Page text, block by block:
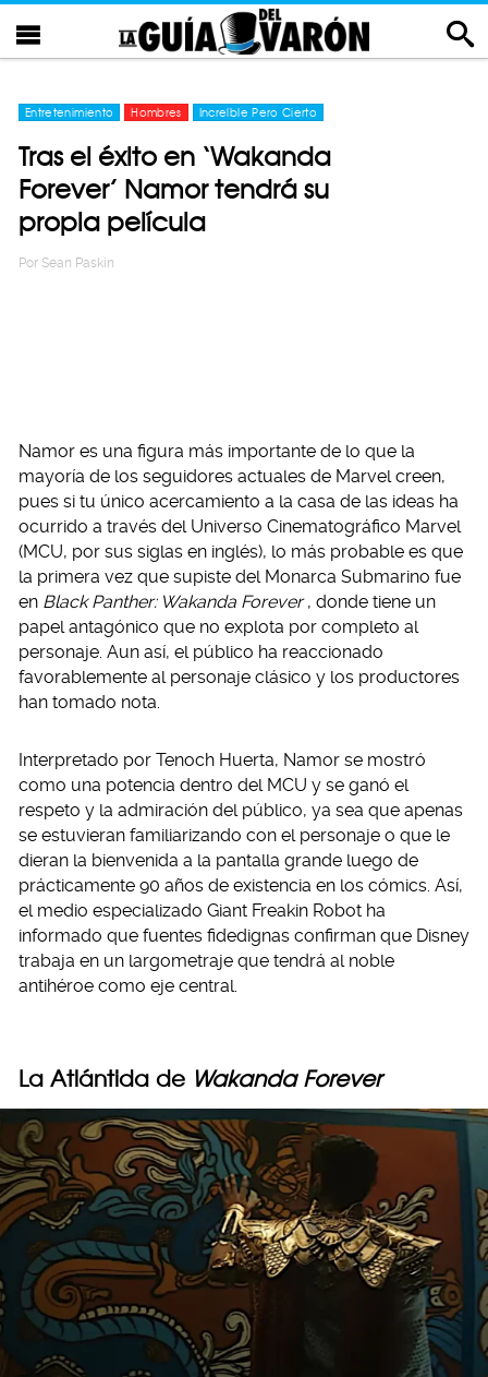
Entretenimiento Hombres Increíble Pero Cierto
Tras el éxito en ‘Wakanda
Forever’ Namor tendrá su
propia película
Por Sean Paskin
Namor es una figura más importante de lo que la
mayoría de los seguidores actuales de Marvel creen,
pues si tu único acercamiento a la casa de las ideas ha
ocurrido a través del Universo Cinematográfico Marvel
(MCU, por sus siglas en inglés), lo más probable es que
la primera vez que supiste del Monarca Submarino fue
en Black Panther: Wakanda Forever , donde tiene un
papel antagónico que no explota por completo al
personaje. Aun así, el público ha reaccionado
favorablemente al personaje clásico y los productores
han tomado nota.
Interpretado por Tenoch Huerta, Namor se mostró
como una potencia dentro del MCU y se ganó el
respeto y la admiración del público, ya sea que apenas
se estuvieran familiarizando con el personaje o que le
dieran la bienvenida a la pantalla grande luego de
prácticamente 90 años de existencia en los cómics. Así,
el medio especializado Giant Freakin Robot ha
informado que fuentes fidedignas confirman que Disney
trabaja en un largometraje que tendrá al noble
antihéroe como eje central.
La Atlántida de Wakanda Forever